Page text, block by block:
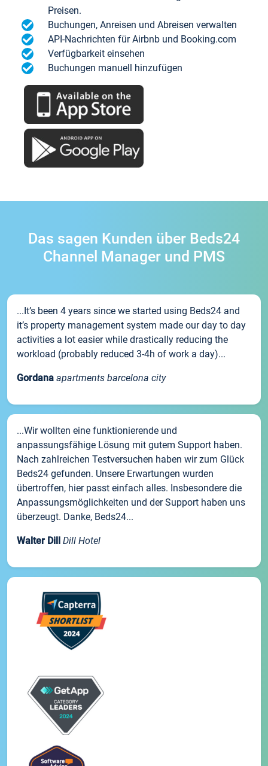
Preisen.
Buchungen, Anreisen und Abreisen verwalten
API-Nachrichten für Airbnb und Booking.com
Verfügbarkeit einsehen
Buchungen manuell hinzufügen
Das sagen Kunden über Beds24
Channel Manager und PMS
...It’s been 4 years since we started using Beds24 and
it’s property management system made our day to day
activities a lot easier while drastically reducing the
workload (probably reduced 3-4h of work a day)...
Gordana apartments barcelona city
...Wir wollten eine funktionierende und
anpassungsfähige Lösung mit gutem Support haben.
Nach zahlreichen Testversuchen haben wir zum Glück
Beds24 gefunden. Unsere Erwartungen wurden
übertroffen, hier passt einfach alles. Insbesondere die
Anpassungsmöglichkeiten und der Support haben uns
überzeugt. Danke, Beds24...
Walter Dill Dill Hotel